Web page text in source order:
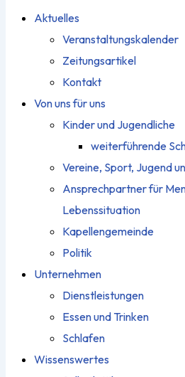
Aktuelles
Veranstaltungskalender
Zeitungsartikel
Kontakt
Von uns für uns
Kinder und Jugendliche
weiterführende
Vereine, Sport, Jugend
Ansprechpartner für
Lebenssituation
Kapellengemeinde
Politik
Unternehmen
Dienstleistungen
Essen und Trinken
Schlafen
Wissenswertes